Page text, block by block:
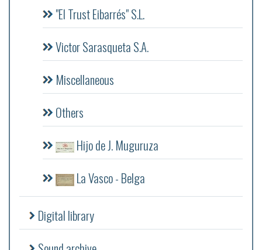
"El Trust Eibarrés" S.L.
Victor Sarasqueta S.A.
Miscellaneous
Others
Hijo de J. Muguruza
La Vasco - Belga
Digital library